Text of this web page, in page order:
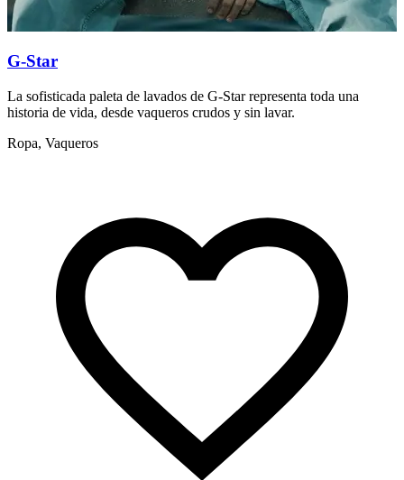
G-Star
La sofisticada paleta de lavados de G-Star representa toda una
historia de vida, desde vaqueros crudos y sin lavar.
Ropa, Vaqueros